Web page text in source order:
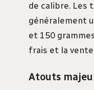
de calibre. Les
généralement
et 150
frais et la
Atouts